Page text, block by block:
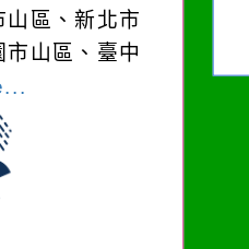
山區、新北市
市山區、臺中